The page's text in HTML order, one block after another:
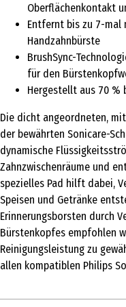
Oberflächenkontakt
Entfernt bis zu 7-mal
Handzahnbürste
BrushSync-
für den
Hergestellt aus 70
Die dicht angeordneten,
der bewährten Sonicare-
dynamische
Zahnzwischenräume und
spezielles Pad hilft dabei,
Speisen und Getränke
Erinnerungsborsten durch
Bürstenkopfes empfohlen
Reinigungsleistung zu
allen kompatiblen Philips